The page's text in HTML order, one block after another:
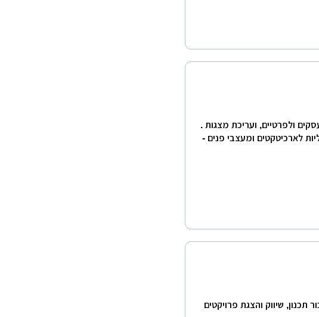
ולפרטיים, ועריכת מצגות .
לארכיטקטים ומעצבי פנים -
שיווק והצגת פרויקטים